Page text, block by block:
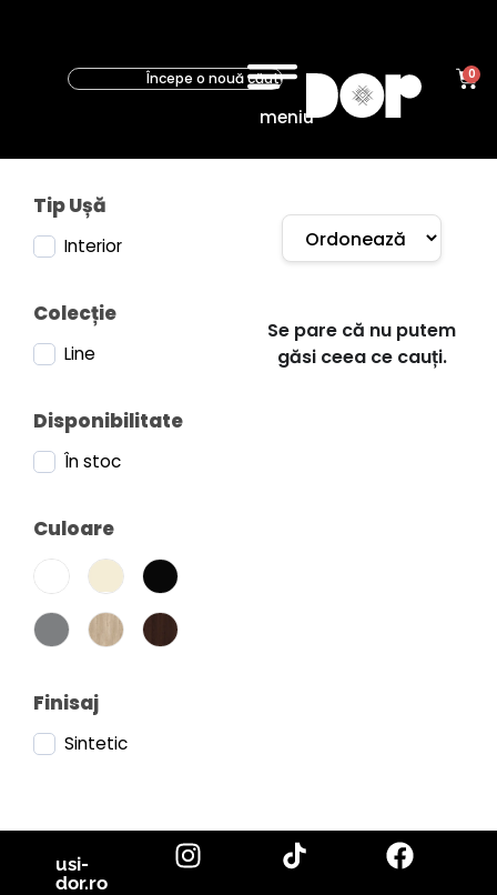
meniu
0
Tip Ușă
Interior
Colecție
Line
Disponibilitate
În stoc
Culoare
Finisaj
Sintetic
Se pare că nu putem
găsi ceea ce cauți.
usi-
dor.ro